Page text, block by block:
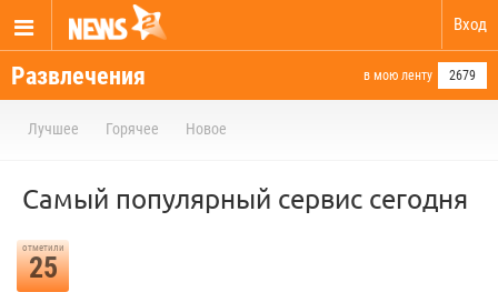
Вход
Развлечения в мою ленту 2679
Лучшее Горячее Новое
Самый популярный сервис сегодня
отметили
25